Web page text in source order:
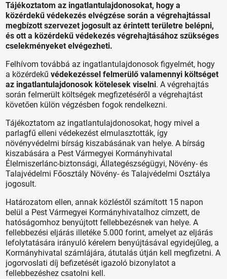
Tájékoztatom az ingatlantulajdonosokat, hogy a
közérdekű védekezés elvégzése során a végrehajtással
megbízott szervezet jogosult az érintett területre belépni,
és ott a közérdekű védekezés végrehajtásához szükséges
cselekményeket elvégezheti.
Felhívom továbbá az ingatlantulajdonosok figyelmét, hogy
a közérdekűvédekezéssel felmerülő valamennyi költséget
az ingatlantulajdonosok kötelesek viselni. A végrehajtás
során felmerült költségek megfizetéséről a végrehajtást
követően külön végzésben fogok rendelkezni.
Tájékoztatom az ingatlantulajdonosokat, hogy mivel a
parlagfű elleni védekezést elmulasztották, így
növényvédelmi bírság kiszabásának van helye. A bírság
kiszabására a Pest Vármegyei Kormányhivatal
Élelmiszerlánc-biztonsági, Állategészségügyi, Növény- és
Talajvédelmi Főosztály Növény- és Talajvédelmi Osztálya
jogosult.
Határozatom ellen, annak közléstől számított 15 napon
belül a Pest Vármegyei Kormányhivatalhoz címzett, de
hatóságomhoz benyújtott fellebbezésnek van helye. A
fellebbezési eljárás illetéke 5.000 forint, amelyet az eljárás
lefolytatására irányuló kérelem benyújtásával egyidejűleg, a
Kormányhivatal számlájára, átutalás útján kell megfizetni. A
jogorvoslati díj befizetését igazoló bizonylatot a
fellebbezéshez csatolni kell.